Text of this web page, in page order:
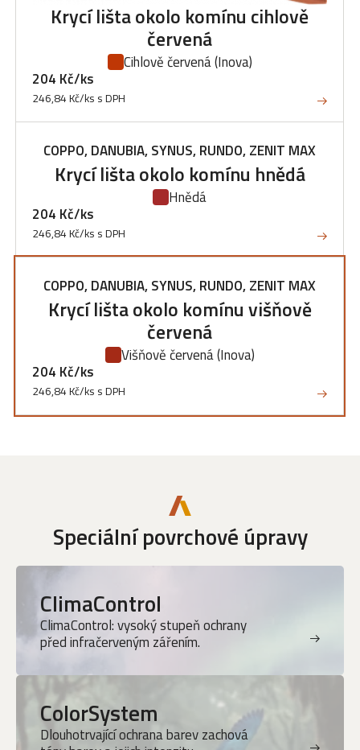
Krycí lišta okolo komínu cihlově
červená
Cihlově červená(Inova)
204 Kč/ks
246,84 Kč/ks s DPH
COPPO, DANUBIA, SYNUS, RUNDO, ZENIT MAX
Krycí lišta okolo komínu hnědá
Hnědá
204 Kč/ks
246,84 Kč/ks s DPH
COPPO, DANUBIA, SYNUS, RUNDO, ZENIT MAX
Krycí lišta okolo komínu višňově
červená
Višňově červená(Inova)
204 Kč/ks
246,84 Kč/ks s DPH
Speciální povrchové úpravy
ClimaControl
ClimaControl: vysoký stupeň ochrany
před infračerveným zářením.
ColorSystem
Dlouhotrvající ochrana barev zachová